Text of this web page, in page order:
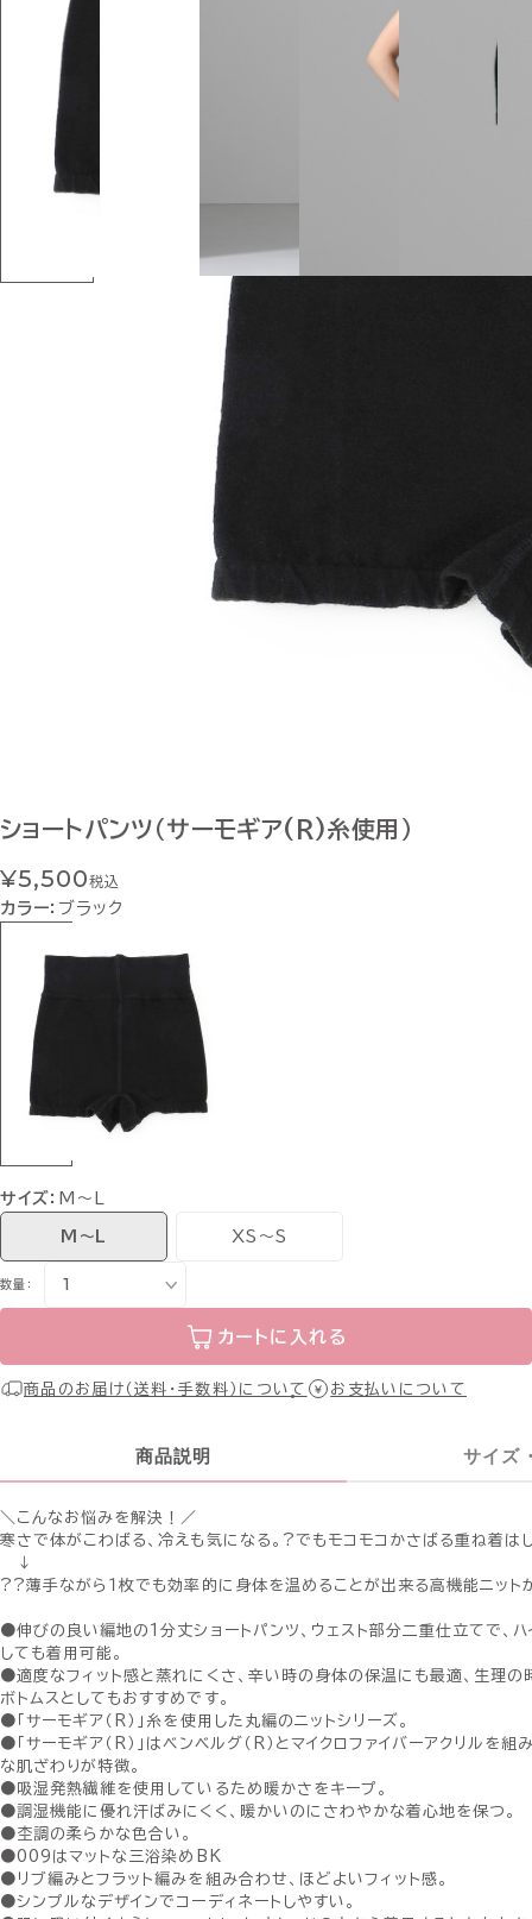
ショートパンツ（サーモギア(R)糸使用）
¥5,500税込
カラー： ブラック
サイズ： M〜L
M〜L XS〜S
数量：
カートに入れる
商品のお届け（送料・手数料）について お支払いについて
商品説明 サイズ
＼こんなお悩みを解決！／
寒さで体がこわばる、冷えも気になる。?でもモコモコかさばる重ね着は
↓
??薄手ながら１枚でも効率的に身体を温めることが出来る高機能ニット
●伸びの良い編地の1分丈ショートパンツ、ウェスト部分二重仕立てで、ハ
しても着用可能。
●適度なフィット感と蒸れにくさ、辛い時の身体の保温にも最適、生理の
ボトムスとしてもおすすめです。
●「サーモギア（R）」糸を使用した丸編のニットシリーズ。
●「サーモギア（R）」はベンベルグ（R）とマイクロファイバーアクリルを組
な肌ざわりが特徴。
●吸湿発熱繊維を使用しているため暖かさをキープ。
●調湿機能に優れ汗ばみにくく、暖かいのにさわやかな着心地を保つ。
●杢調の柔らかな色合い。
●009はマットな三浴染めBK
●リブ編みとフラット編みを組み合わせ、ほどよいフィット感。
●シンプルなデザインでコーディネートしやすい。